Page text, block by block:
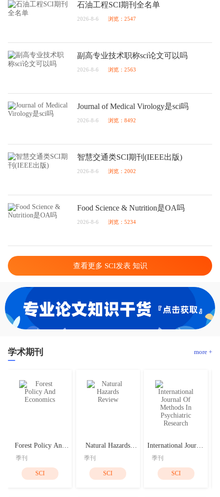
石油工程SCI期刊全名单
2026-8-6 浏览：2547
副高专业技术职称sci论文可以吗
2026-8-6 浏览：2563
Journal of Medical Virology是sci吗
2026-8-6 浏览：8492
智慧交通类SCI期刊(IEEE出版)
2026-8-6 浏览：2002
Food Science & Nutrition是OA吗
2026-8-6 浏览：5234
查看更多 SCI发表 知识
学术期刊 more +
Forest Policy And
Economics
季刊
SCI
Natural Hazards
季刊
SCI
International Journal
Of Methods In
Psychiatric Research
季刊
SCI